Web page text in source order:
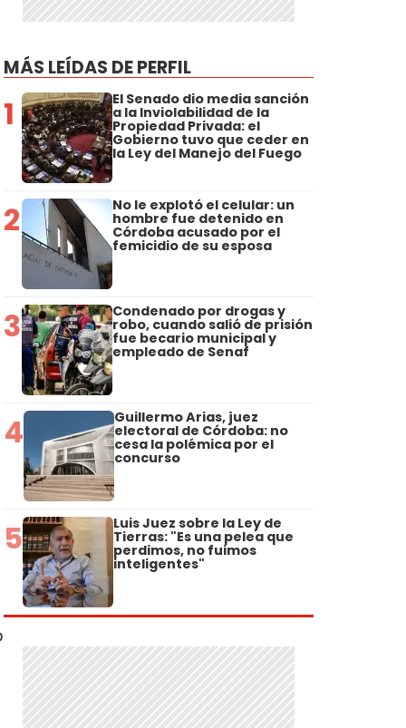
MÁS LEÍDAS DE PERFIL
1 El Senado dio media sanción
a la Inviolabilidad de la
Propiedad Privada: el
Gobierno tuvo que ceder en
la Ley del Manejo del Fuego
2 No le explotó el celular: un
hombre fue detenido en
Córdoba acusado por el
femicidio de su esposa
3 Condenado por drogas y
robo, cuando salió de prisión
fue becario municipal y
empleado de Senaf
4 Guillermo Arias, juez
electoral de Córdoba: no
cesa la polémica por el
concurso
5 Luis Juez sobre la Ley de
Tierras: "Es una pelea que
perdimos, no fuimos
inteligentes"